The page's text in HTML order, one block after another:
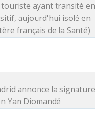
touriste ayant transité en
aujourd'hui isolé en
français de la Santé)
annonce la signature
Yan Diomandé